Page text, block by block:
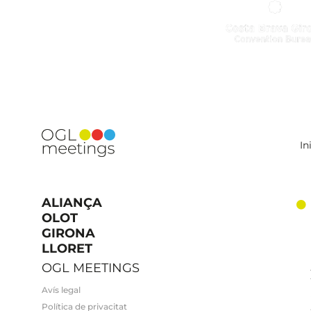
ALIANÇA
OLOT
GIRONA
LLORET
OGL MEETINGS
Avís legal
Política de privacitat